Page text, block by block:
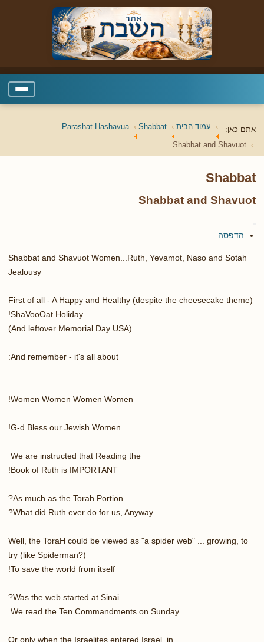
אתם כאן: עמוד הבית Shabbat
Parashat Hashavua
Shabbat and Shavuot
Shabbat
Shabbat and Shavuot
הדפסה
Shabbat and Shavuot Women...Ruth, Yevamot, Naso and Sotah
Jealousy
First of all - A Happy and Healthy (despite the cheesecake theme)
ShaVooOat Holiday!
(And leftover Memorial Day USA)
And remember - it's all about:
Women Women Women Women!
G-d Bless our Jewish Women!
We are instructed that Reading the
Book of Ruth is IMPORTANT!
As much as the Torah Portion?
What did Ruth ever do for us, Anyway?
Well, the ToraH could be viewed as "a spider web" ... growing, to
try (like Spiderman?)
To save the world from itself!
Was the web started at Sinai?
We read the Ten Commandments on Sunday.
Or only when the Israelites entered Israel, in